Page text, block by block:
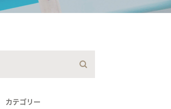
カテゴリー